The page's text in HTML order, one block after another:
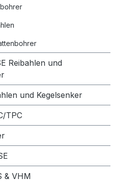
Reibahlen und
und Kegelsenker
TPC
& VHM